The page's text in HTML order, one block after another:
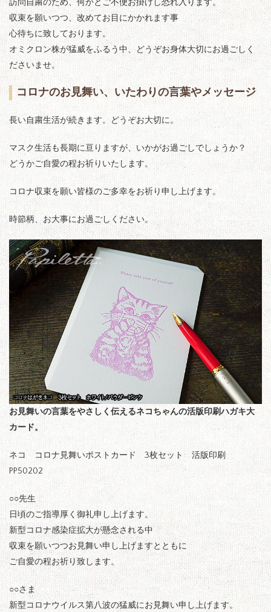
訪問自粛のため、何かとご不便お掛けし恐れ入ります。
収束を願いつつ、改めてお目にかかれます事
心待ちに致しております。
オミクロン株が猛威をふるう中、どうぞお身体大切にお過ごしく
ださいませ。
コロナのお見舞い、いたわりの言葉やメッセージ
長い自粛生活が続きます。どうぞお大切に。
マスク生活も長期に亘りますが、いかがお過ごしでしょうか？
どうかご自愛の程お祈りいたします。
コロナ収束を願い皆様のご多幸をお祈り申し上げます。
時節柄、お大事にお過ごしください。
お見舞いの言葉をやさしく伝えるネコちゃんの活版印刷ハガキ大
カード。
ネコ コロナ見舞いポストカード 3枚セット 活版印刷
PP50202
○○先生
日頃のご指導厚く御礼申し上げます。
新型コロナ感染症拡大が懸念される中
収束を願いつつお見舞い申し上げますとともに
ご自愛の程お祈り致します。
○○さま
新型コロナウイルス第八波の猛威にお見舞い申し上げます。